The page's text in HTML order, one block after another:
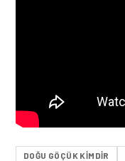
DOĞU GÖÇÜK KIMDIR